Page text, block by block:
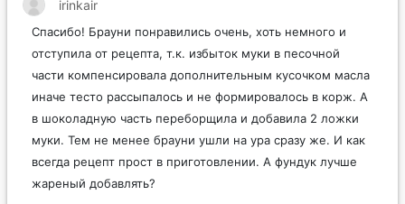
irinkair
Спасибо! Брауни понравились очень, хоть немного и
отступила от рецепта, т.к. избыток муки в песочной
части компенсировала дополнительным кусочком масла
иначе тесто рассыпалось и не формировалось в корж. А
в шоколадную часть переборщила и добавила 2 ложки
муки. Тем не менее брауни ушли на ура сразу же. И как
всегда рецепт прост в приготовлении. А фундук лучше
жареный добавлять?